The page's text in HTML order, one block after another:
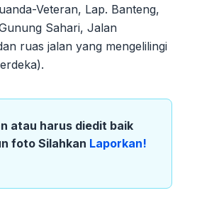
Veteran, Lap. Banteng,
Sahari, Jalan
ruas jalan yang mengelilingi
atau harus diedit baik
foto Silahkan Laporkan!